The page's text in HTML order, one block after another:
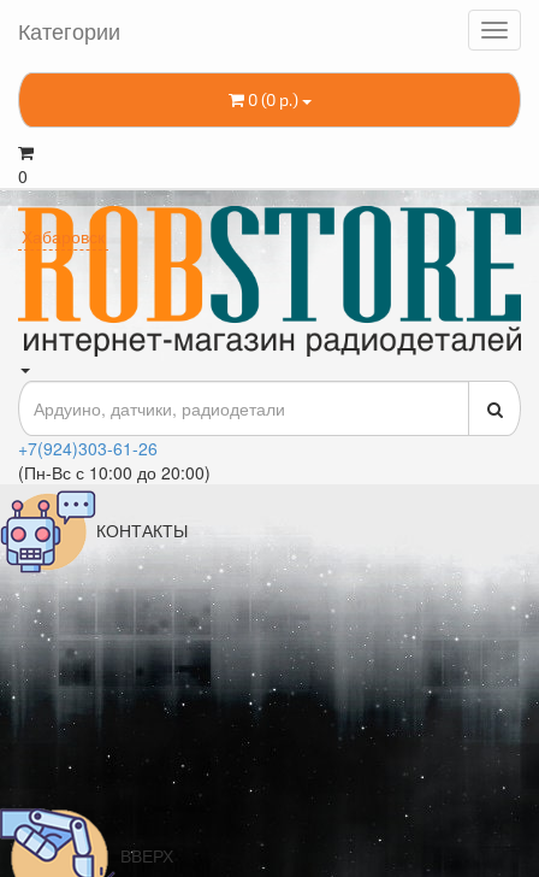
Категории
0 (0 р.)
0
Хабаровск
+7(924)303-61-26
(Пн-Вс с 10:00 до 20:00)
КОНТАКТЫ
ВВЕРХ